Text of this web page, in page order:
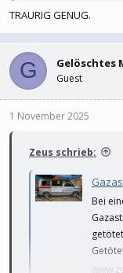
TRAURIG GENUG.
G Gelöschtes
Guest
1 November 2025
Zeus schrieb:
Bei